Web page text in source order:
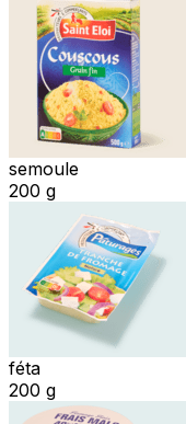
semoule
200 g
féta
200 g